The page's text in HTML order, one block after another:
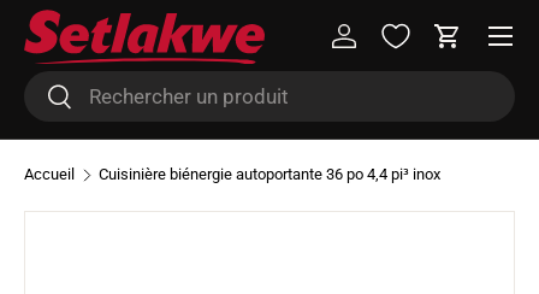
Aller au contenu
Recherche
Rechercher
Se connecterPanier
Menu
Accueil Cuisinière biénergie autoportante 36 po 4,4 pi³ inox